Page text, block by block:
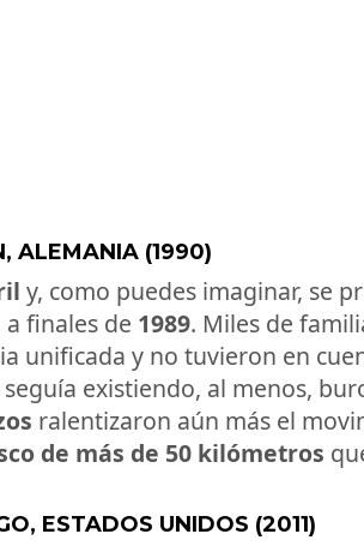
ALEMANIA (1990)
y, como puedes imaginar, se
a finales de 1989. Miles de
unificada y no tuvieron en
existiendo, al menos,
ralentizaron aún más el
de más de 50 kilómetros
ESTADOS UNIDOS (2011)